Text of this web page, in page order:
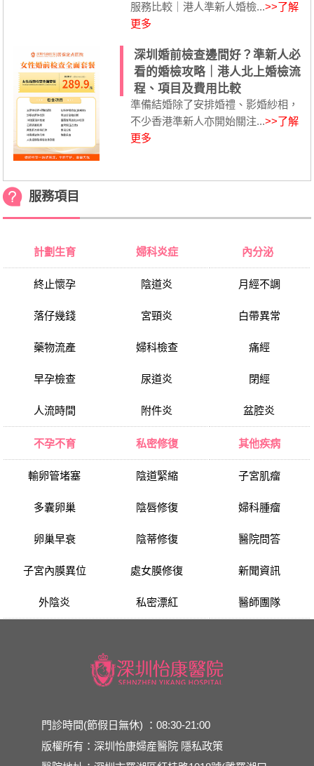
服務比較｜港人準新人婚檢...>>了解
更多
深圳婚前檢查邊間好？準新人必
看的婚檢攻略｜港人北上婚檢流
程、項目及費用比較
準備結婚除了安排婚禮、影婚紗相，
不少香港準新人亦開始關注...>>了解
更多
服務項目
計劃生育
終止懷孕
落仔幾錢
藥物流產
早孕檢查
人流時間
婦科炎症
陰道炎
宮頸炎
婦科檢查
尿道炎
附件炎
內分泌
月經不調
白帶異常
痛經
閉經
盆腔炎
不孕不育
輸卵管堵塞
多囊卵巢
卵巢早衰
子宮內膜異位
外陰炎
私密修復
陰道緊縮
陰唇修復
陰蒂修復
處女膜修復
私密漂紅
其他疾病
子宮肌瘤
婦科腫瘤
醫院問答
新聞資訊
醫師團隊
門診時間(節假日無休) ：08:30-21:00
版權所有：深圳怡康婦産醫院 隱私政策